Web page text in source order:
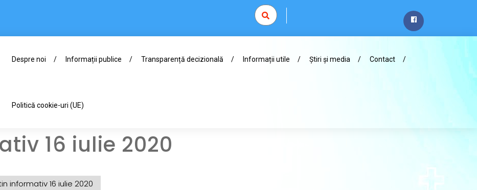
Despre noi Informații publice Transparență decizională Informații utile Știri și media Contact
Politică cookie-uri (UE)
16 iulie 2020
informativ 16 iulie 2020